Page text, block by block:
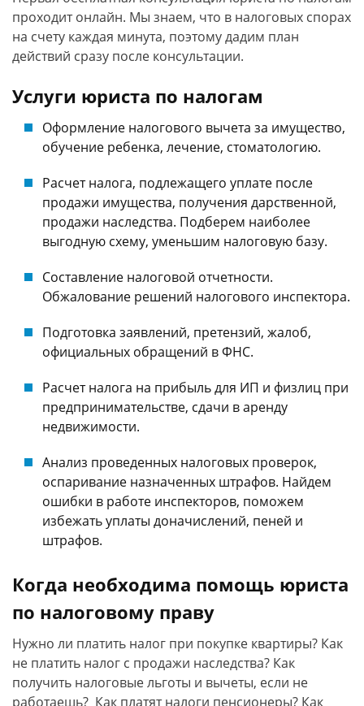
проходит онлайн. Мы знаем, что в налоговых спорах
на счету каждая минута, поэтому дадим план
действий сразу после консультации.
Услуги юриста по налогам
Оформление налогового вычета за имущество,
обучение ребенка, лечение, стоматологию.
Расчет налога, подлежащего уплате после
продажи имущества, получения дарственной,
продажи наследства. Подберем наиболее
выгодную схему, уменьшим налоговую базу.
Составление налоговой отчетности.
Обжалование решений налогового инспектора.
Подготовка заявлений, претензий, жалоб,
официальных обращений в ФНС.
Расчет налога на прибыль для ИП и физлиц при
предпринимательстве, сдачи в аренду
недвижимости.
Анализ проведенных налоговых проверок,
оспаривание назначенных штрафов. Найдем
ошибки в работе инспекторов, поможем
избежать уплаты доначислений, пеней и
штрафов.
Когда необходима помощь юриста
по налоговому праву
Нужно ли платить налог при покупке квартиры? Как
не платить налог с продажи наследства? Как
получить налоговые льготы и вычеты, если не
работаешь? Как платят налоги пенсионеры? Как